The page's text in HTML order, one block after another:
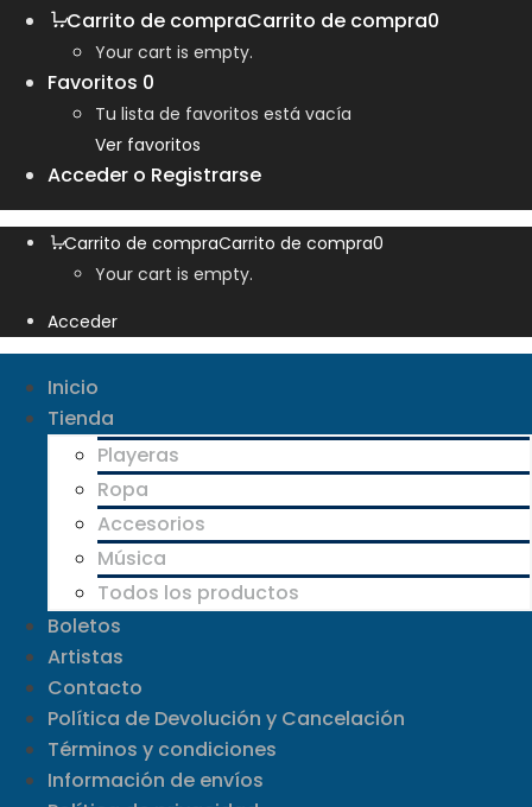
Carrito de compraCarrito de compra0
Your cart is empty.
Favoritos 0
Tu lista de favoritos está vacía
Ver favoritos
Acceder o Registrarse
Carrito de compraCarrito de compra0
Your cart is empty.
Acceder
Inicio
Tienda
Playeras
Ropa
Accesorios
Música
Todos los productos
Boletos
Artistas
Contacto
Política de Devolución y Cancelación
Términos y condiciones
Información de envíos